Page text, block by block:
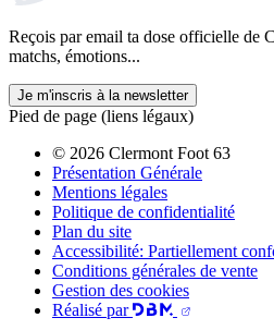
Reçois par email ta dose officielle de
matchs, émotions...
Je m'inscris à la newsletter
Pied de page (liens légaux)
© 2026 Clermont Foot 63
Présentation Générale
Mentions légales
Politique de confidentialité
Plan du site
Accessibilité: Partiellement
Conditions générales de vente
Gestion des cookies
Réalisé par